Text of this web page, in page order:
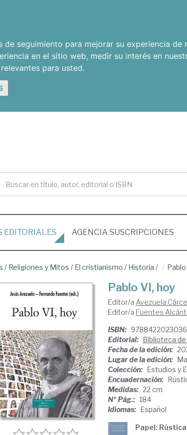
seguimiento para mejorar su experiencia de
en el sitio web, medir su interés en
para usted.
EDITORIALES AGENCIA SUSCRIPCIONES
/ Religiones y Mitos / El cristianismo / Historia /
Pablo VI, hoy
Editor/a Avezuela
Editor/a Fuentes
ISBN: 9788422023036
Editorial: Biblioteca de
Fecha de la edición:
Lugar de la edición:
Colección: Estudios y
Encuadernación:
Medidas: 22 cm
Nº Pág.: 184
Idiomas: Español
Papel: Rústica